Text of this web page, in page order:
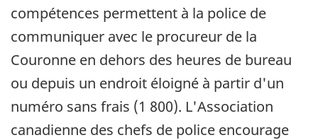
compétences permettent à la police de
communiquer avec le procureur de la
Couronne en dehors des heures de bureau
ou depuis un endroit éloigné à partir d'un
numéro sans frais (1 800). L'Association
canadienne des chefs de police encourage